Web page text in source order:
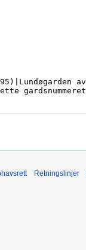
Retningslinjer